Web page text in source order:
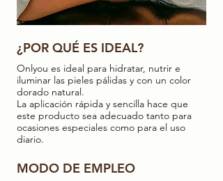
¿POR QUÉ ES IDEAL?
Onlyou es ideal para hidratar, nutrir e
iluminar las pieles pálidas y con un color
dorado natural.
La aplicación rápida y sencilla hace que
este producto sea adecuado tanto para
ocasiones especiales como para el uso
diario.
MODO DE EMPLEO